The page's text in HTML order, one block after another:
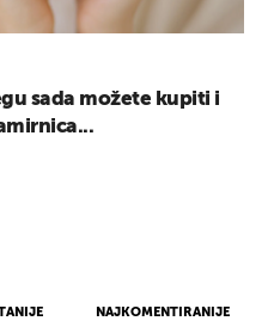
NAJKOMENTIRANIJE
sada možete kupiti i